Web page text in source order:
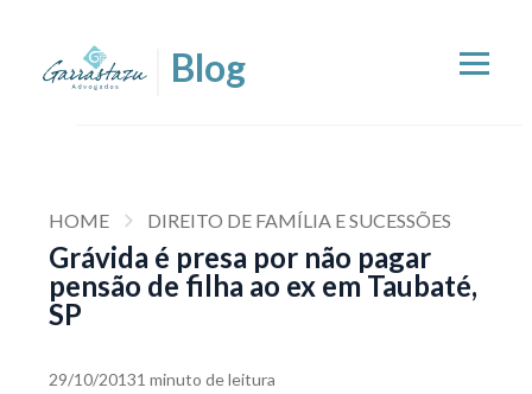
HOME DIREITO DE FAMÍLIA E SUCESSÕES
Grávida é presa por não pagar
pensão de filha ao ex em Taubaté,
SP
29/10/20131 minuto de leitura